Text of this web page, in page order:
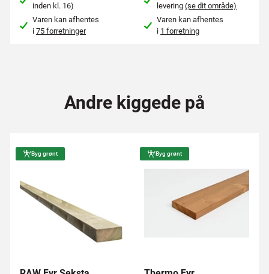
inden kl. 16)
Varen kan afhentes
i75 forretninger
levering(se dit område)
Varen kan afhentes
i 1 forretning
Andre kiggede på
Byg grønt Byg grønt